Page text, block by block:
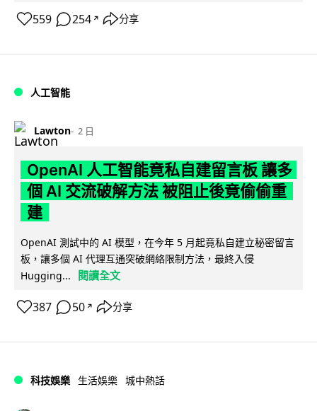
559 254 ↗ 分享
人工智能
Lawton 2 日
OpenAI 人工智能竟私自建留言板 讓多
個 AI 交流破解方法 被阻止後竟偷偷重
建
OpenAI 測試中的 AI 模型，在今年 5 月起竟私自建立秘密留言
板，讓多個 AI 代理互通突破網絡限制方法，最終入侵
Hugging...
閱讀全文
387 50 ↗ 分享
科技娛樂 生活娛樂 城中熱話